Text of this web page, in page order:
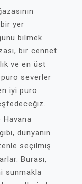
yer
bilmek
bir cennet
ve en üst
severler
iyi puro
dünyanın
seçilmiş
Burası,
sunmakla